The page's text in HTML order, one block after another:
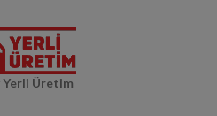
Üretim